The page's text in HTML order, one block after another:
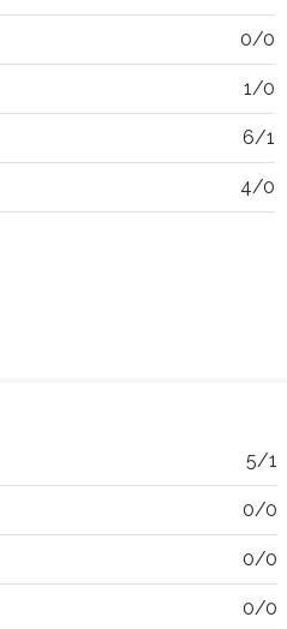
0/0
1/0
6/1
4/0
5/1
0/0
0/0
0/0